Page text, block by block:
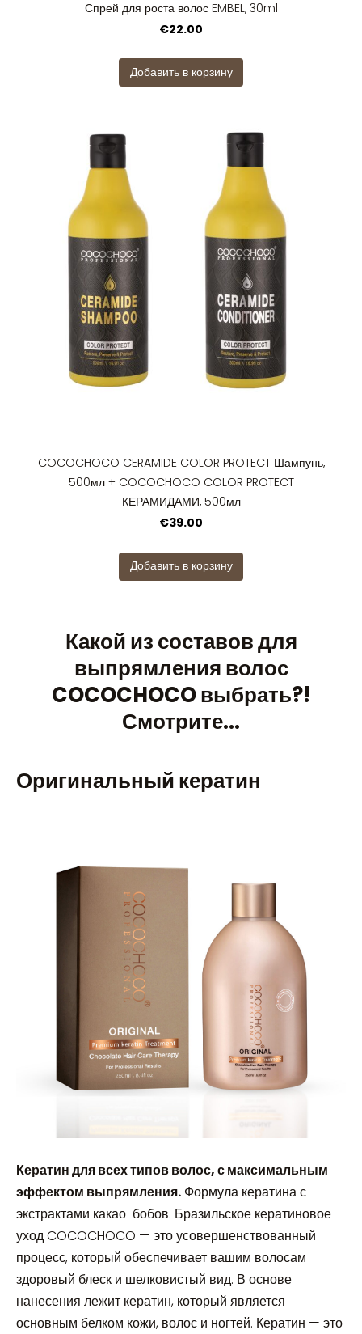
Спрей для роста волос EMBEL, 30ml
€22.00
Добавить в корзину
COCOCHOCO CERAMIDE COLOR PROTECT Шампунь,
500мл + COCOCHOCO COLOR PROTECT
КЕРАМИДАМИ, 500мл
€39.00
Добавить в корзину
Какой из составов для
выпрямления волос
COCOCHOCO выбрать?!
Смотрите...
Оригинальный кератин
Кератин для всех типов волос, с максимальным
эффектом выпрямления. Формула кератина с
экстрактами какао-бобов. Бразильское кератиновое
уход COCOCHOCO — это усовершенствованный
процесс, который обеспечивает вашим волосам
здоровый блеск и шелковистый вид. В основе
нанесения лежит кератин, который является
основным белком кожи, волос и ногтей. Кератин — это